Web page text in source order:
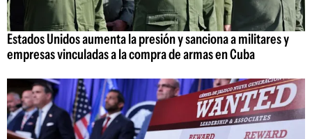
Estados Unidos aumenta la presión y sanciona a militares y
empresas vinculadas a la compra de armas en Cuba